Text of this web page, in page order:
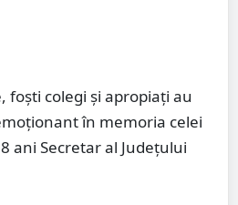
foști colegi și apropiați au
în memoria celei
ani Secretar al Județului